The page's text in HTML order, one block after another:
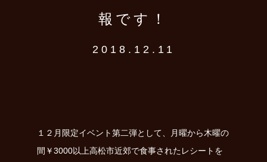
報です！
2018.12.11
１２月限定イベント第二弾として、月曜から木曜の
間￥3000以上高松市近郊で食事されたレシートを